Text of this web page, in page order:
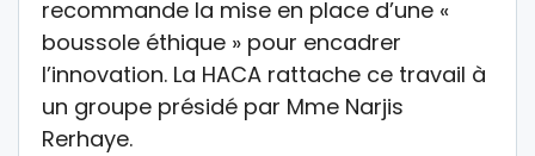
recommande la mise en place d’une «
boussole éthique » pour encadrer
l’innovation. La HACA rattache ce travail à
un groupe présidé par Mme Narjis
Rerhaye.